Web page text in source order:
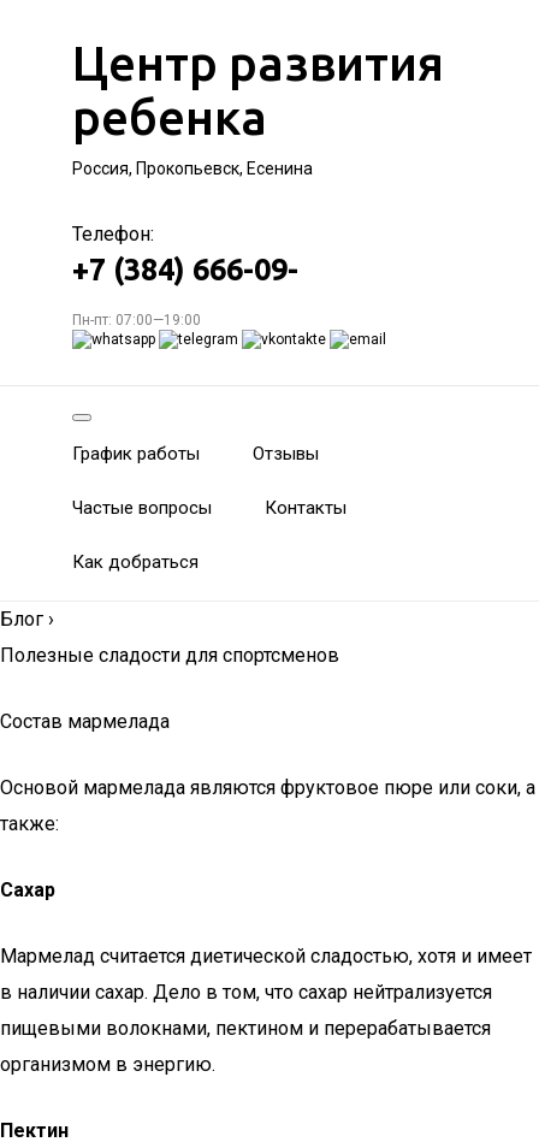
Центр развития
ребенка
Россия, Прокопьевск, Есенина
Телефон:
+7 (384) 666-09-
Пн-пт: 07:00—19:00
График работы Отзывы
Частые вопросы Контакты
Как добраться
Блог ›
Полезные сладости для спортсменов
Состав мармелада
Основой мармелада являются фруктовое пюре или соки, а
также:
Сахар
Мармелад считается диетической сладостью, хотя и имеет
в наличии сахар. Дело в том, что сахар нейтрализуется
пищевыми волокнами, пектином и перерабатывается
организмом в энергию.
Пектин